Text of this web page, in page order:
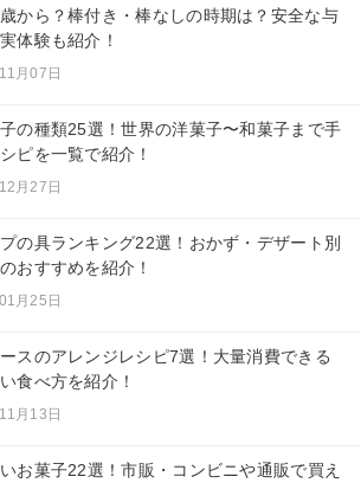
から？棒付き・棒なしの時期は？安全な与
体験も紹介！
月07日
の種類25選！世界の洋菓子〜和菓子まで手
ピを一覧で紹介！
月27日
の具ランキング22選！おかず・デザート別
おすすめを紹介！
月25日
スのアレンジレシピ7選！大量消費できる
食べ方を紹介！
月13日
お菓子22選！市販・コンビニや通販で買え